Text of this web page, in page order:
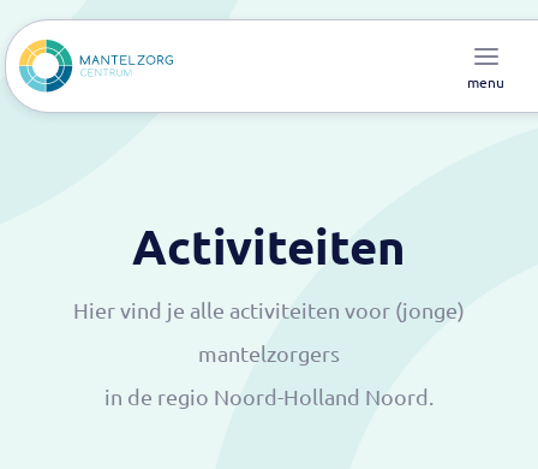
menu
Activiteiten
Hier vind je alle activiteiten voor (jonge)
mantelzorgers
in de regio Noord-Holland Noord.